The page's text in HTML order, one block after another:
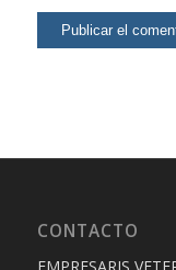
CONTACTO